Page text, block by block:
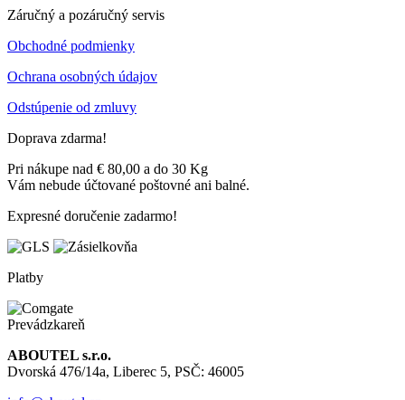
Záručný a pozáručný servis
Obchodné podmienky
Ochrana osobných údajov
Odstúpenie od zmluvy
Doprava zdarma!
Pri nákupe nad € 80,00 a do 30 Kg
Vám nebude účtované poštovné ani balné.
Expresné doručenie zadarmo!
Platby
Prevádzkareň
ABOUTEL s.r.o.
Dvorská 476/14a, Liberec 5, PSČ: 46005